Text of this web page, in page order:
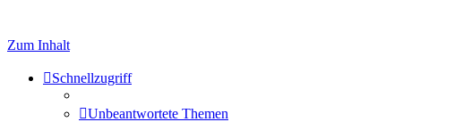
Zum Inhalt
Schnellzugriff
Unbeantwortete Themen